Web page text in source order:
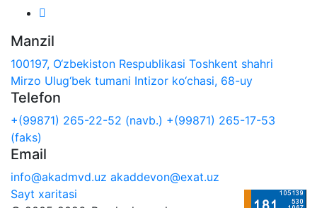
Manzil
100197, O‘zbekiston Respublikasi Toshkent shahri
Mirzo Ulug‘bek tumani Intizor ko‘chasi, 68-uy
Telefon
+(99871) 265-22-52 (navb.) +(99871) 265-17-53
(faks)
Email
info@akadmvd.uz akaddevon@exat.uz
Sayt xaritasi